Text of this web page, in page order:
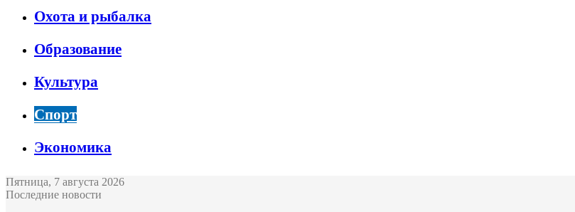
Охота и рыбалка
Образование
Культура
Спорт
Экономика
Пятница, 7 августа 2026
Последние новости